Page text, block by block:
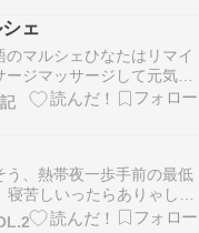
お安くなるので(#^.^#)味は
噌と 最近…
ェ
マルシェひなたはリマイ
ジマッサージして元気は
パグカフェきなこ店長
カレーアイスコーヒー赤紫
のシフォンケーキソラち
ンケーキ美味し
う、熱帯夜一歩手前の最低
苦しいったらありゃしな
ムシだしこんな時に、お出